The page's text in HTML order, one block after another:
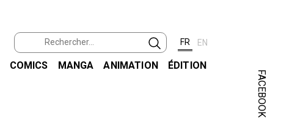
FR EN
COMICS MANGA ANIMATION ÉDITION
FACEBOOK